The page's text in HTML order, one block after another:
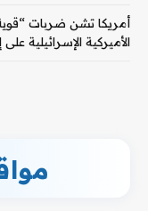
أمريكا تشن ضربات
الأميركية الإسرائيلية على